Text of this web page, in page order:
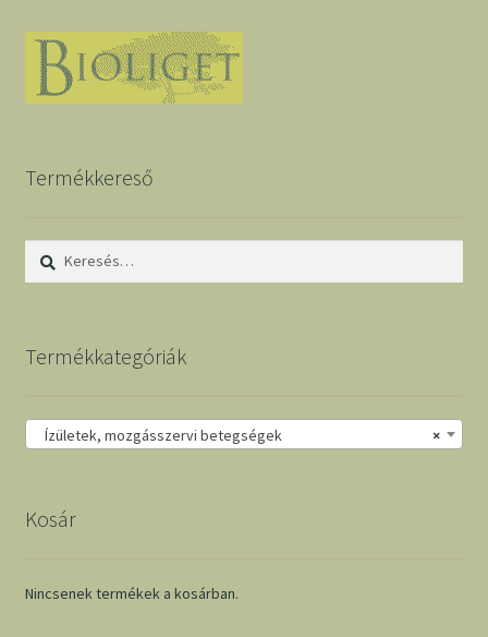
Termékkereső
Keresés:
Termékkategóriák
×
Ízületek, mozgásszervi betegségek
Kosár
Nincsenek termékek a kosárban.